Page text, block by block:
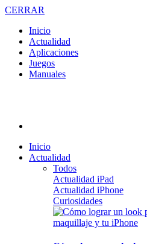
CERRAR
Inicio
Actualidad
Aplicaciones
Juegos
Manuales
Inicio
Actualidad
Todos
Actualidad iPad
Actualidad iPhone
Curiosidades